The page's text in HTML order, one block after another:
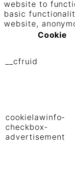
website to
basic
website,
Cookie
__cfruid
cookielawinfo-
checkbox-
advertisement